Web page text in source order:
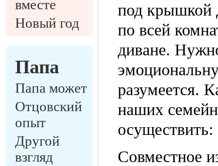
вместе
Новый год
Папа
Папа может
Отцовский
опыт
Другой
взгляд
под крышкой
по всей
диване.
разумеется.
наших
осуществить:
Совместное